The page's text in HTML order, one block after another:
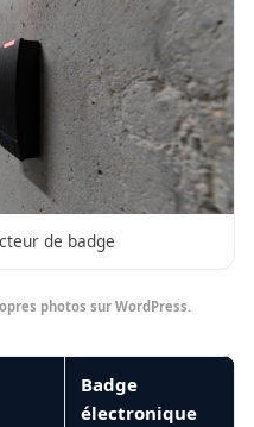
de badge
photos sur WordPress.
Badge
électronique